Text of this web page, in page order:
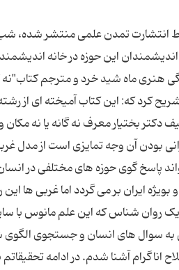
انتشارت تمدن علمی منتشر شده،
این حوزه در خانه
ماه شید خرد و مترجم کتاب"نه
کرد که: این کتاب آمیخته ای از
دکتر بختیار معرف نه گانه یا نه
بودن آن وجه تمایزی است از مدل
پاسخ گوی حوزه های مختلفی در
ایران بر می گردد اما غربی ها
روان شناس که این علم مانوس با
به سوال های انسان و جستجوی
آشنا شدم. در ادامه تحقیقاتم